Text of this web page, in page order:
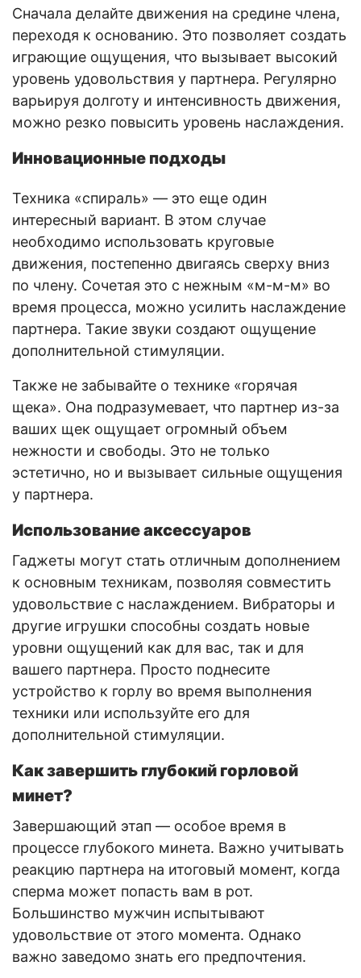
Сначала делайте движения на средине члена,
переходя к основанию. Это позволяет создать
играющие ощущения, что вызывает высокий
уровень удовольствия у партнера. Регулярно
варьируя долготу и интенсивность движения,
можно резко повысить уровень наслаждения.
Инновационные подходы
Техника «спираль» — это еще один
интересный вариант. В этом случае
необходимо использовать круговые
движения, постепенно двигаясь сверху вниз
по члену. Сочетая это с нежным «м-м-м» во
время процесса, можно усилить наслаждение
партнера. Такие звуки создают ощущение
дополнительной стимуляции.
Также не забывайте о технике «горячая
щека». Она подразумевает, что партнер из-за
ваших щек ощущает огромный объем
нежности и свободы. Это не только
эстетично, но и вызывает сильные ощущения
у партнера.
Использование аксессуаров
Гаджеты могут стать отличным дополнением
к основным техникам, позволяя совместить
удовольствие с наслаждением. Вибраторы и
другие игрушки способны создать новые
уровни ощущений как для вас, так и для
вашего партнера. Просто поднесите
устройство к горлу во время выполнения
техники или используйте его для
дополнительной стимуляции.
Как завершить глубокий горловой
минет?
Завершающий этап — особое время в
процессе глубокого минета. Важно учитывать
реакцию партнера на итоговый момент, когда
сперма может попасть вам в рот.
Большинство мужчин испытывают
удовольствие от этого момента. Однако
важно заведомо знать его предпочтения.